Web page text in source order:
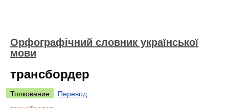
Орфографічний словник української
мови
трансбордер
Толкование
Перевод